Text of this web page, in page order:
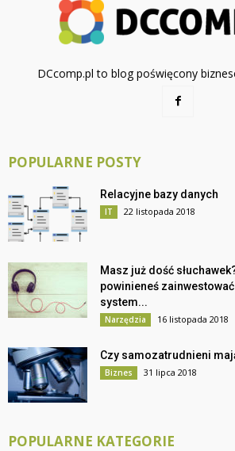
DCcomp.pl to blog poświęcony
POPULARNE POSTY
Relacyjne bazy danych
IT 22 listopada 2018
Masz już dość
powinieneś
system...
Narzędzia 16 listopada 2018
Czy samozatrudnieni
Biznes 31 lipca 2018
POPULARNE KATEGORIE